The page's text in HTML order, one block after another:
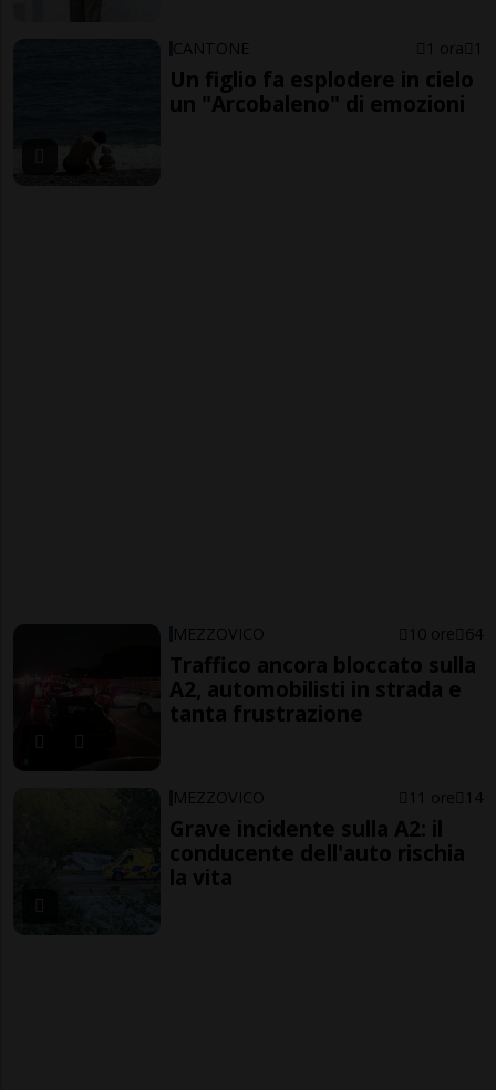
CANTONE 1 ora 1
Un figlio fa esplodere in cielo
un "Arcobaleno" di emozioni
MEZZOVICO 10 ore 64
Traffico ancora bloccato sulla
A2, automobilisti in strada e
tanta frustrazione
MEZZOVICO 11 ore 14
Grave incidente sulla A2: il
conducente dell'auto rischia
la vita